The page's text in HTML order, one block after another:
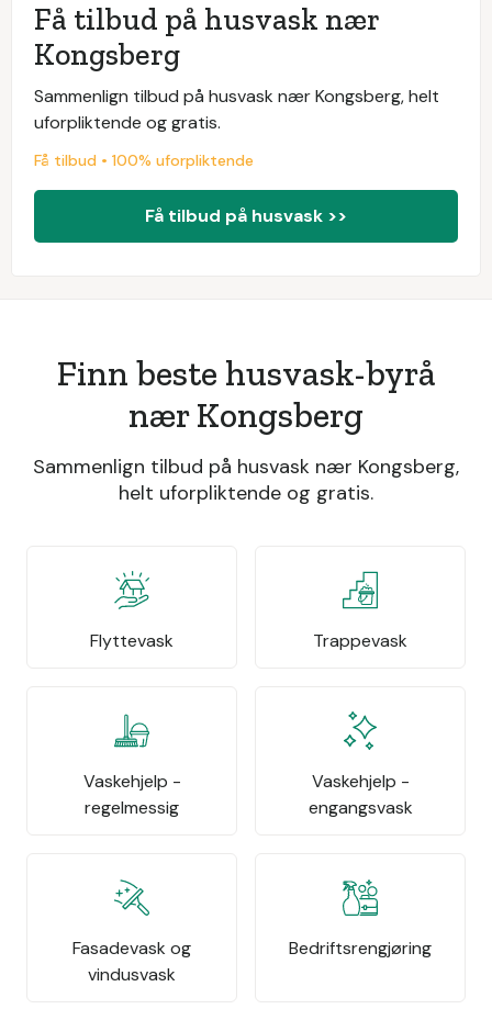
Få tilbud på husvask nær
Kongsberg
Sammenlign tilbud på husvask nær Kongsberg, helt
uforpliktende og gratis.
Få tilbud • 100% uforpliktende
Få tilbud på husvask >>
Finn beste husvask-byrå
nær Kongsberg
Sammenlign tilbud på husvask nær Kongsberg,
helt uforpliktende og gratis.
Flyttevask Trappevask
Vaskehjelp -
regelmessig
Vaskehjelp -
engangsvask
Fasadevask og
vindusvask
Bedriftsrengjøring